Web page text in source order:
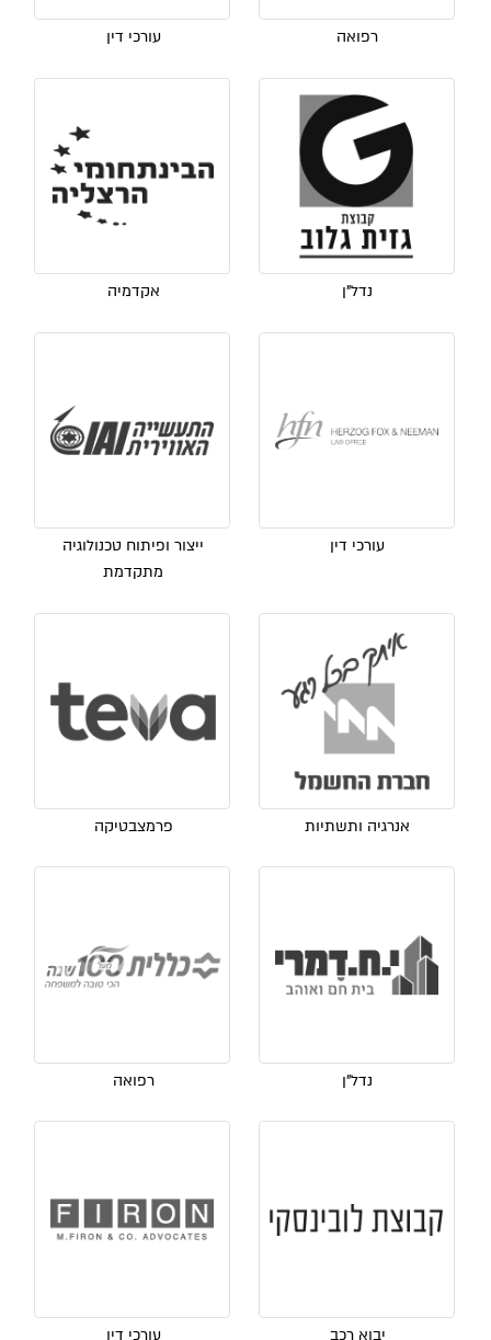
רפואה עורכי דין
נדל"ן אקדמיה
עורכי דין
ייצור ופיתוח טכנולוגיה
מתקדמת
אנרגיה ותשתיות פרמצבטיקה
נדל"ן רפואה
יבוא רכב עורכי דין